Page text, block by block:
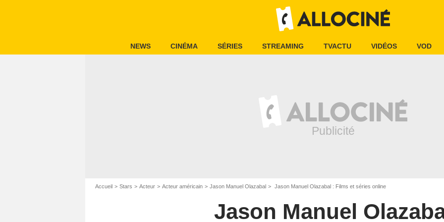
NEWS CINÉMA SÉRIES STREAMING TVACTU VIDÉOS VOD
Accueil Stars Acteur Acteur américain Jason Manuel Olazabal Jason Manuel Olazabal : Films et séries online
Jason Manuel